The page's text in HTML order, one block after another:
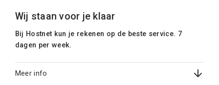
Wij staan voor je klaar
Bij Hostnet kun je rekenen op de beste service. 7
dagen per week.
Meer info